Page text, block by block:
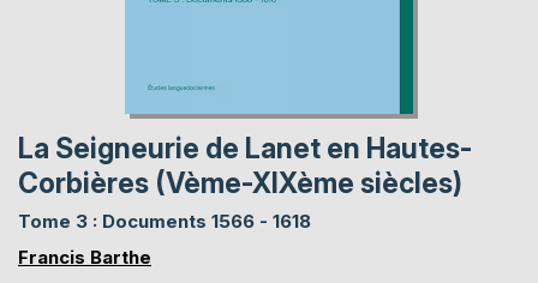
La Seigneurie de Lanet en Hautes-
Corbières (Vème-XIXème siècles)
Tome 3 : Documents 1566 - 1618
Francis Barthe